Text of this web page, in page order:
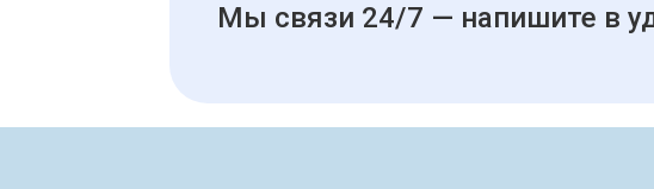
Мы связи 24/7 — напишите в